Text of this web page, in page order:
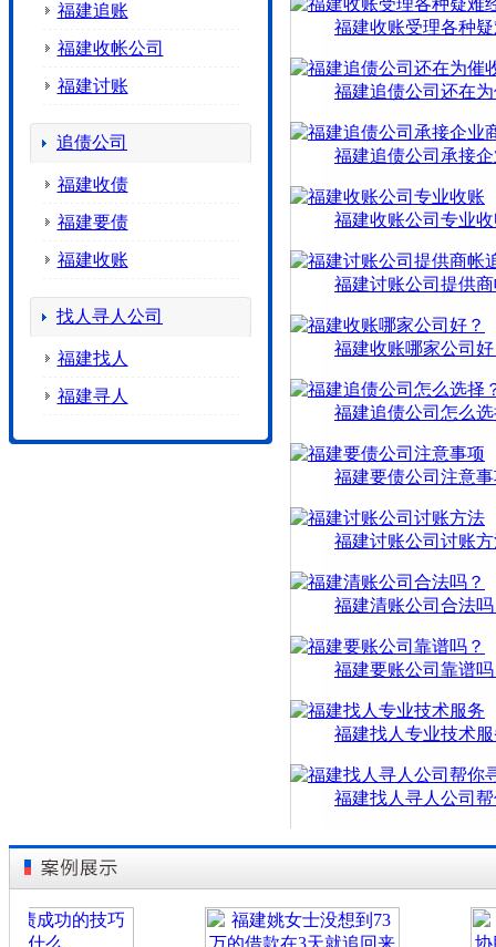
福建追账
福建收帐公司
福建讨账
追债公司
福建收债
福建要债
福建收账
找人寻人公司
福建找人
福建寻人
福建收账受理各种
福建追债公司还在
福建追债公司承接
福建收账公司专业
福建讨账公司提供
福建收账哪家公司
福建追债公司怎么
福建要债公司注意
福建讨账公司讨账
福建清账公司合法
福建要账公司靠谱
福建找人专业技术
福建找人寻人公司